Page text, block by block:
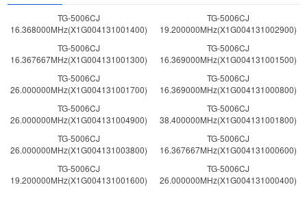
TG-5006CJ
16.368000MHz(X1G004131001400)
TG-5006CJ
19.200000MHz(X1G004131002900)
TG-5006CJ
16.367667MHz(X1G004131001300)
TG-5006CJ
16.369000MHz(X1G004131001500)
TG-5006CJ
26.000000MHz(X1G004131001700)
TG-5006CJ
16.369000MHz(X1G004131000800)
TG-5006CJ
26.000000MHz(X1G004131004900)
TG-5006CJ
38.400000MHz(X1G004131001800)
TG-5006CJ
26.000000MHz(X1G004131003800)
TG-5006CJ
16.367667MHz(X1G004131000600)
TG-5006CJ
19.200000MHz(X1G004131001600)
TG-5006CJ
26.000000MHz(X1G004131000400)